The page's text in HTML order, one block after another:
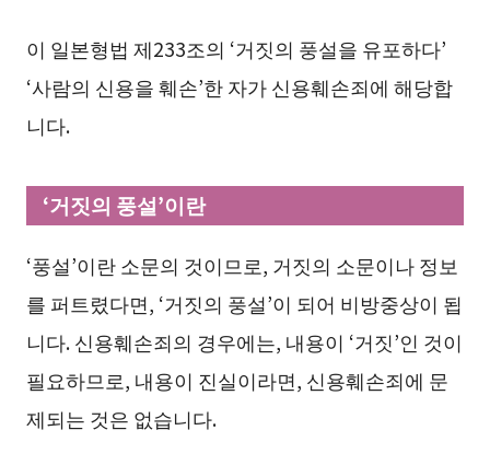
이 일본형법 제233조의 ‘거짓의 풍설을 유포하다’
‘사람의 신용을 훼손’한 자가 신용훼손죄에 해당합
니다.
‘거짓의 풍설’이란
‘풍설’이란 소문의 것이므로, 거짓의 소문이나 정보
를 퍼트렸다면, ‘거짓의 풍설’이 되어 비방중상이 됩
니다. 신용훼손죄의 경우에는, 내용이 ‘거짓’인 것이
필요하므로, 내용이 진실이라면, 신용훼손죄에 문
제되는 것은 없습니다.